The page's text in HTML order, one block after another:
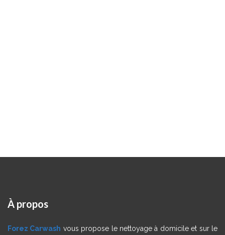
À propos
Forez Carwash vous propose le nettoyage à domicile et sur le